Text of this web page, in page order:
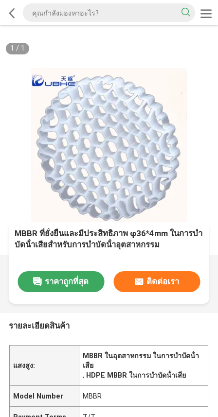
1 / 1
MBBR ที่ยั่งยืนและมีประสิทธิภาพ φ36*4mm ในการบํา
บัดน้ําเสียสําหรับการบําบัดน้ําอุตสาหกรรม
ราคาถูกที่สุด ติดต่อเรา
รายละเอียดสินค้า
แสงสูง:
MBBR ในอุตสาหกรรม ในการบําบัดน้ํา
เสีย
, HDPE MBBR ในการบําบัดน้ําเสีย
Model Number MBBR